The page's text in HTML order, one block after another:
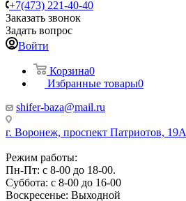
+7(473) 221-40-40
Заказать звонок
Задать вопрос
Войти
Корзина0
Избранные товары0
shifer-baza@mail.ru
г. Воронеж, проспект Патриотов, 19А
Режим работы:
Пн-Пт: с 8-00 до 18-00.
Суббота: с 8-00 до 16-00
Воскресенье: Выходной